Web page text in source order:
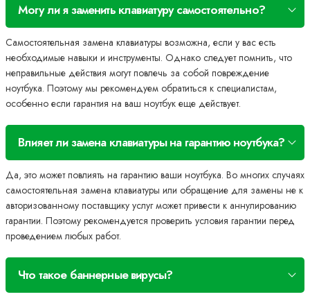
Могу ли я заменить клавиатуру самостоятельно?
Самостоятельная замена клавиатуры возможна, если у вас есть
необходимые навыки и инструменты. Однако следует помнить, что
неправильные действия могут повлечь за собой повреждение
ноутбука. Поэтому мы рекомендуем обратиться к специалистам,
особенно если гарантия на ваш ноутбук еще действует.
Влияет ли замена клавиатуры на гарантию ноутбука?
Да, это может повлиять на гарантию ваши ноутбука. Во многих случаях
самостоятельная замена клавиатуры или обращение для замены не к
авторизованному поставщику услуг может привести к аннулированию
гарантии. Поэтому рекомендуется проверить условия гарантии перед
проведением любых работ.
Что такое баннерные вирусы?